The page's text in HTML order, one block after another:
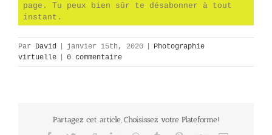
page. Tu peux bien sûr te désabonner à tout
instant.
Par David janvier 15th, 2020
Photographie
virtuelle
0 commentaire
Partagez cet article, Choisissez votre Plateforme!